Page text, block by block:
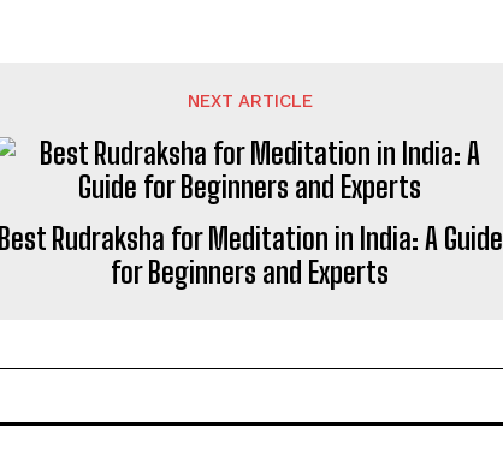
NEXT ARTICLE
Best Rudraksha for Meditation in India: A Guide
for Beginners and Experts